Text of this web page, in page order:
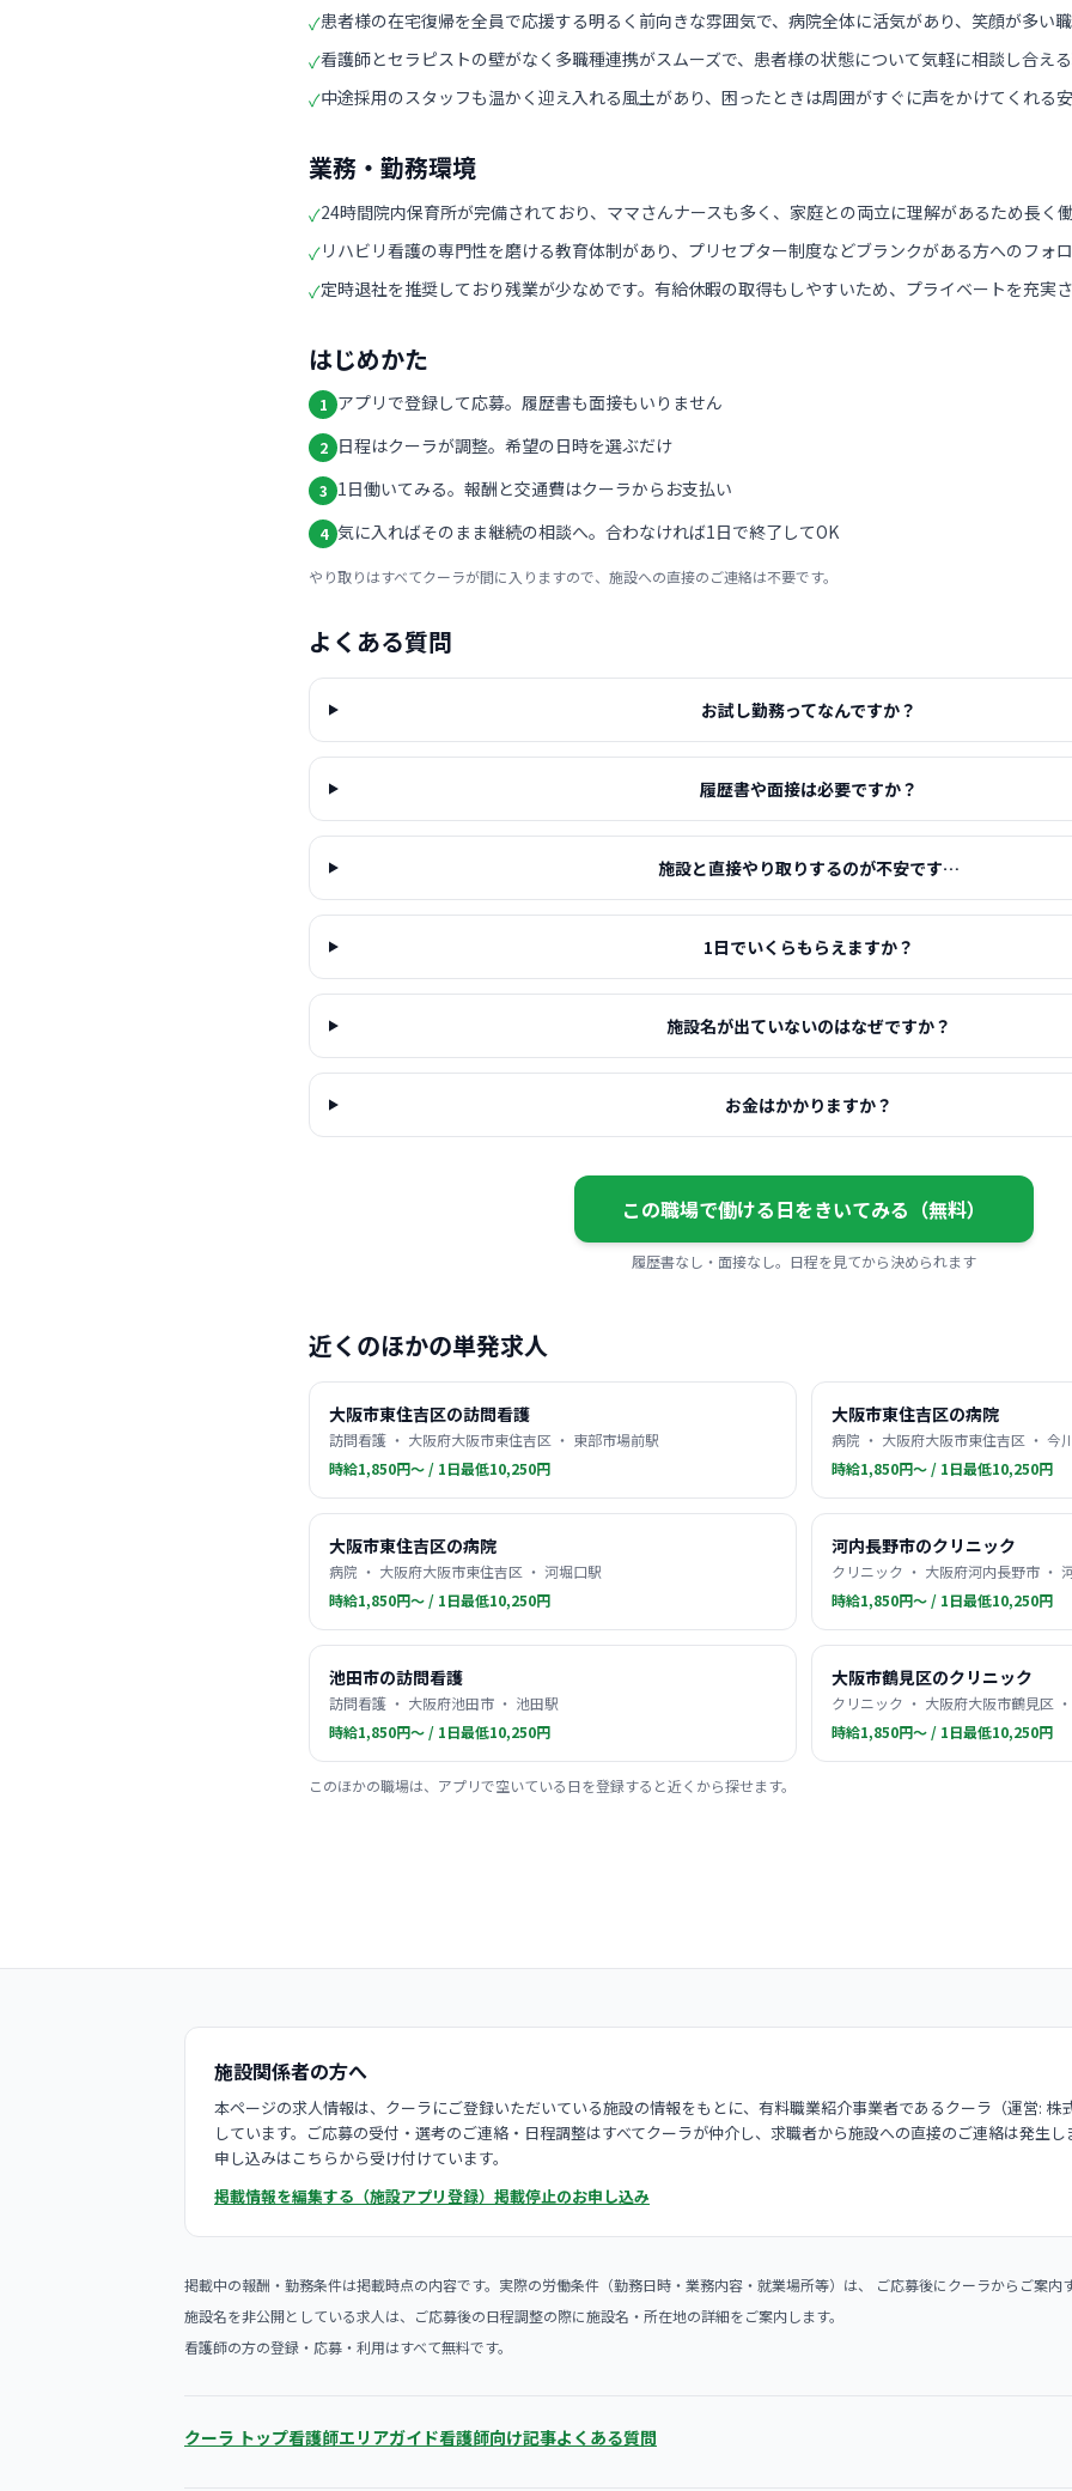
✓患者様の在宅復帰を全員で応援する明るく前向きな雰囲気で、病院全体に活気があり、笑顔が多い職
✓看護師とセラピストの壁がなく多職種連携がスムーズで、患者様の状態について気軽に相談し合える
✓中途採用のスタッフも温かく迎え入れる風土があり、困ったときは周囲がすぐに声をかけてくれる安
業務・勤務環境
✓24時間院内保育所が完備されており、ママさんナースも多く、家庭との両立に理解があるため長く働
✓リハビリ看護の専門性を磨ける教育体制があり、プリセプター制度などブランクがある方へのフォロ
✓定時退社を推奨しており残業が少なめです。有給休暇の取得もしやすいため、プライベートを充実さ
はじめかた
1 アプリで登録して応募。履歴書も面接もいりません
2 日程はクーラが調整。希望の日時を選ぶだけ
3 1日働いてみる。報酬と交通費はクーラからお支払い
4 気に入ればそのまま継続の相談へ。合わなければ1日で終了してOK
やり取りはすべてクーラが間に入りますので、施設への直接のご連絡は不要です。
よくある質問
お試し勤務ってなんですか？
履歴書や面接は必要ですか？
施設と直接やり取りするのが不安です…
1日でいくらもらえますか？
施設名が出ていないのはなぜですか？
お金はかかりますか？
この職場で働ける日をきいてみる（無料）
履歴書なし・面接なし。日程を見てから決められます
近くのほかの単発求人
大阪市東住吉区の訪問看護
訪問看護 ・ 大阪府大阪市東住吉区 ・ 東部市場前駅
時給1,850円〜 / 1日最低10,250円
大阪市東住吉区の病院
病院 ・ 大阪府大阪市東住吉区 ・ 今
時給1,850円〜 / 1日最低10,250円
大阪市東住吉区の病院
病院 ・ 大阪府大阪市東住吉区 ・ 河堀口駅
時給1,850円〜 / 1日最低10,250円
河内長野市のクリニック
クリニック ・ 大阪府河内長野市 ・
時給1,850円〜 / 1日最低10,250円
池田市の訪問看護
訪問看護 ・ 大阪府池田市 ・ 池田駅
時給1,850円〜 / 1日最低10,250円
大阪市鶴見区のクリニック
クリニック ・ 大阪府大阪市鶴見区
時給1,850円〜 / 1日最低10,250円
このほかの職場は、アプリで空いている日を登録すると近くから探せます。
施設関係者の方へ
本ページの求人情報は、クーラにご登録いただいている施設の情報をもとに、有料職業紹介事業者であるクーラ（運営:
しています。ご応募の受付・選考のご連絡・日程調整はすべてクーラが仲介し、求職者から施設への直接のご連絡は発生
申し込みはこちらから受け付けています。
掲載情報を編集する（施設アプリ登録） 掲載停止のお申し込み
掲載中の報酬・勤務条件は掲載時点の内容です。実際の労働条件（勤務日時・業務内容・就業場所等）は、 ご応募後にクーラからご案内
施設名を非公開としている求人は、ご応募後の日程調整の際に施設名・所在地の詳細をご案内します。
看護師の方の登録・応募・利用はすべて無料です。
クーラ トップ看護師エリアガイド看護師向け記事よくある質問